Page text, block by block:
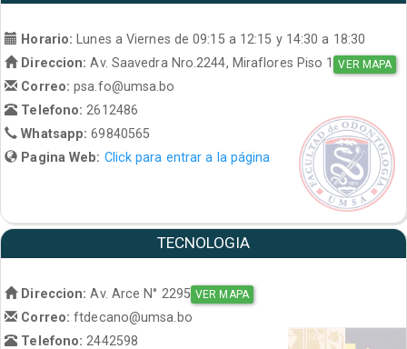
Horario: Lunes a Viernes de 09:15 a 12:15 y 14:30 a 18:30
Direccion: Av. Saavedra Nro.2244, Miraflores Piso 1 VER MAPA
Correo:psa.fo@umsa.bo
Telefono:2612486
Whatsapp:69840565
Pagina Web: Click para entrar a la página
TECNOLOGIA
Direccion: Av. Arce N° 2295 VER MAPA
Correo:ftdecano@umsa.bo
Telefono: 2442598